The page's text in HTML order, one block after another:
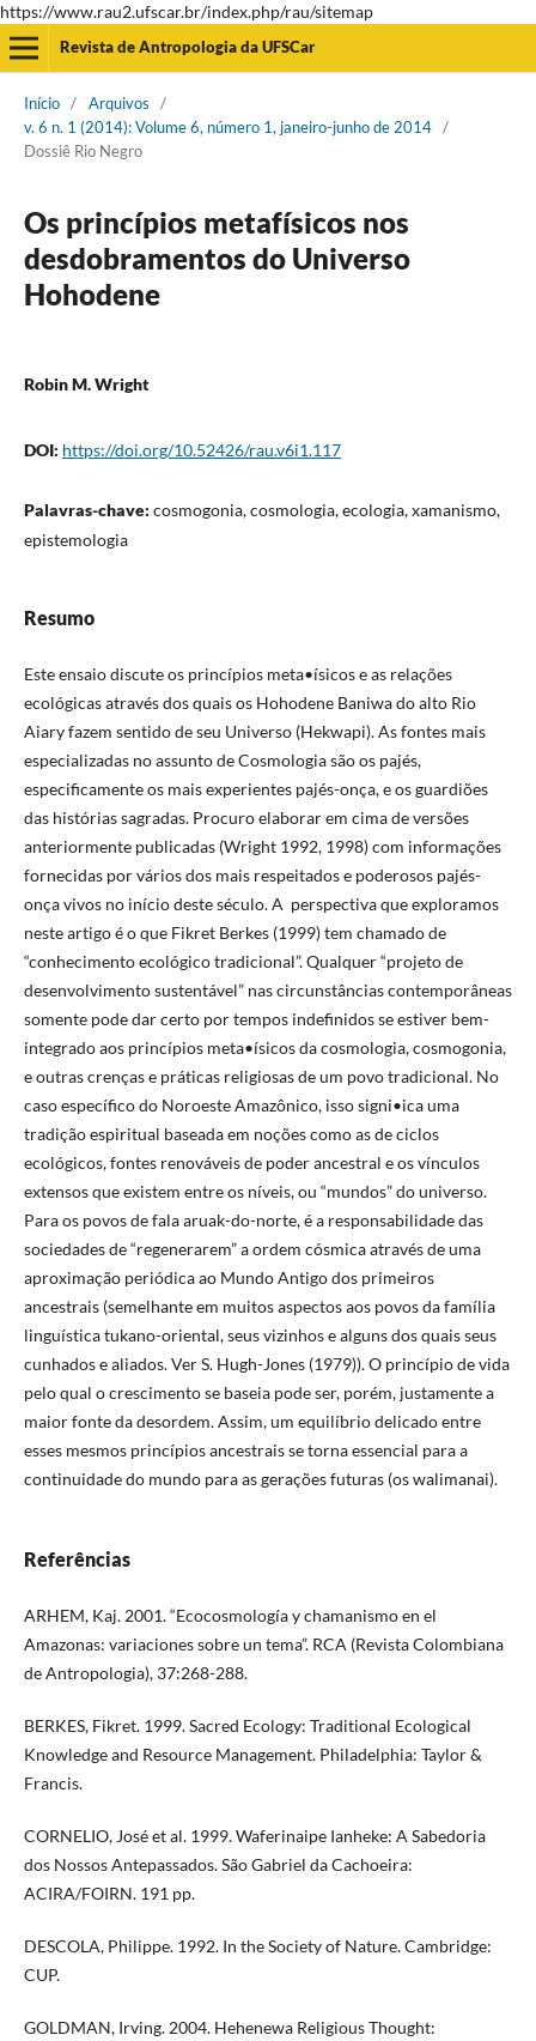
https://www.rau2.ufscar.br/index.php/rau/sitemap
Revista de Antropologia da UFSCar
Início / Arquivos
/
v. 6 n. 1 (2014): Volume 6, número 1, janeiro-junho de 2014 /
Dossiê Rio Negro
Os princípios metafísicos nos
desdobramentos do Universo
Hohodene
Robin M. Wright
DOI: https://doi.org/10.52426/rau.v6i1.117
Palavras-chave: cosmogonia, cosmologia, ecologia, xamanismo,
epistemologia
Resumo
Este ensaio discute os princípios meta•ísicos e as relações
ecológicas através dos quais os Hohodene Baniwa do alto Rio
Aiary fazem sentido de seu Universo (Hekwapi). As fontes mais
especializadas no assunto de Cosmologia são os pajés,
especificamente os mais experientes pajés-onça, e os guardiões
das histórias sagradas. Procuro elaborar em cima de versões
anteriormente publicadas (Wright 1992, 1998) com informações
fornecidas por vários dos mais respeitados e poderosos pajés-
onça vivos no início deste século. A perspectiva que exploramos
neste artigo é o que Fikret Berkes (1999) tem chamado de
“conhecimento ecológico tradicional”. Qualquer “projeto de
desenvolvimento sustentável” nas circunstâncias contemporâneas
somente pode dar certo por tempos indefinidos se estiver bem-
integrado aos princípios meta•ísicos da cosmologia, cosmogonia,
e outras crenças e práticas religiosas de um povo tradicional. No
caso específico do Noroeste Amazônico, isso signi•ica uma
tradição espiritual baseada em noções como as de ciclos
ecológicos, fontes renováveis de poder ancestral e os vínculos
extensos que existem entre os níveis, ou “mundos” do universo.
Para os povos de fala aruak-do-norte, é a responsabilidade das
sociedades de “regenerarem” a ordem cósmica através de uma
aproximação periódica ao Mundo Antigo dos primeiros
ancestrais (semelhante em muitos aspectos aos povos da família
linguística tukano-oriental, seus vizinhos e alguns dos quais seus
cunhados e aliados. Ver S. Hugh-Jones (1979)). O princípio de vida
pelo qual o crescimento se baseia pode ser, porém, justamente a
maior fonte da desordem. Assim, um equilíbrio delicado entre
esses mesmos princípios ancestrais se torna essencial para a
continuidade do mundo para as gerações futuras (os walimanai).
Referências
ARHEM, Kaj. 2001. “Ecocosmología y chamanismo en el
Amazonas: variaciones sobre un tema”. RCA (Revista Colombiana
de Antropologia), 37:268-288.
BERKES, Fikret. 1999. Sacred Ecology: Traditional Ecological
Knowledge and Resource Management. Philadelphia: Taylor &
Francis.
CORNELIO, José et al. 1999. Waferinaipe Ianheke: A Sabedoria
dos Nossos Antepassados. São Gabriel da Cachoeira:
ACIRA/FOIRN. 191 pp.
DESCOLA, Philippe. 1992. In the Society of Nature. Cambridge:
CUP.
GOLDMAN, Irving. 2004. Hehenewa Religious Thought: